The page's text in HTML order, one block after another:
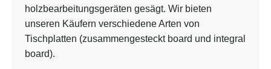
holzbearbeitungsgeräten gesägt. Wir bieten
unseren Käufern verschiedene Arten von
Tischplatten (zusammengesteckt board und integral
board).